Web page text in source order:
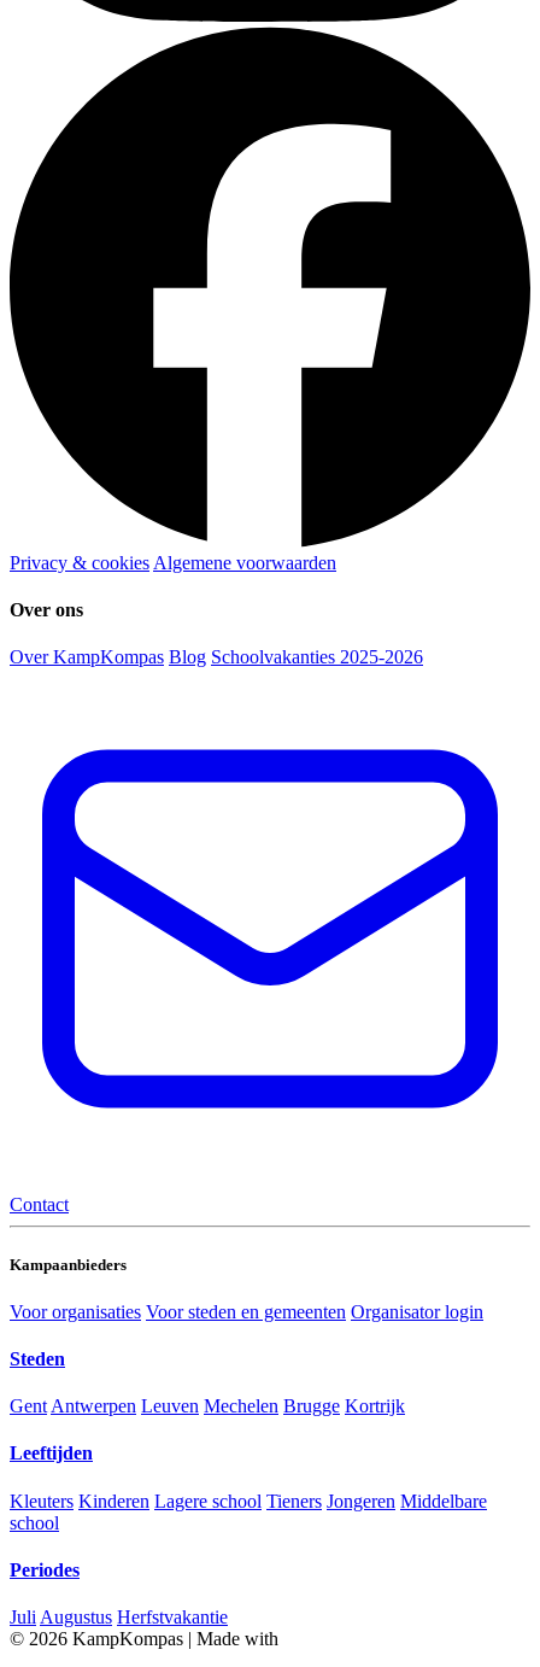
Privacy & cookies Algemene voorwaarden
Over ons
Over KampKompas Blog Schoolvakanties 2025-2026
Contact
Kampaanbieders
Voor organisaties Voor steden en gemeenten Organisator login
Steden
Gent Antwerpen Leuven Mechelen Brugge Kortrijk
Leeftijden
Kleuters Kinderen Lagere school Tieners Jongeren Middelbare
school
Periodes
Juli Augustus Herfstvakantie
© 2026 KampKompas | Made with